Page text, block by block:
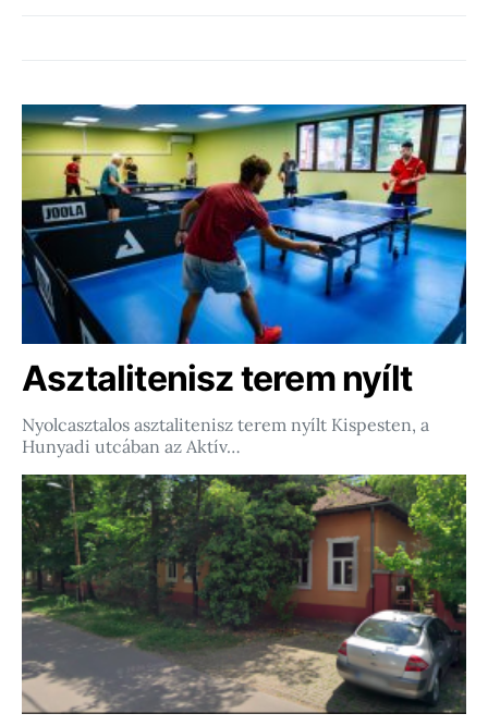
Asztalitenisz terem nyílt
Nyolcasztalos asztalitenisz terem nyílt Kispesten, a
Hunyadi utcában az Aktív…